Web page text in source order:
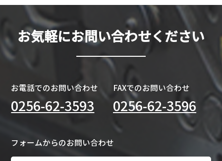
お気軽にお問い合わせください
お電話でのお問い合わせ
0256-62-3593
FAXでのお問い合わせ
0256-62-3596
フォームからのお問い合わせ